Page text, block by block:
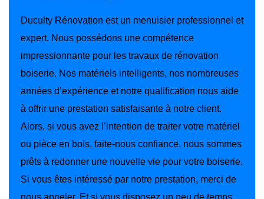
Duculty Rénovation est un menuisier professionnel et
expert. Nous possédons une compétence
impressionnante pour les travaux de rénovation
boiserie. Nos matériels intelligents, nos nombreuses
années d’expérience et notre qualification nous aide
à offrir une prestation satisfaisante à notre client.
Alors, si vous avez l’intention de traiter votre matériel
ou pièce en bois, faite-nous confiance, nous sommes
prêts à redonner une nouvelle vie pour votre boiserie.
Si vous êtes intéressé par notre prestation, merci de
nous appeler. Et si vous disposez un peu de temps,